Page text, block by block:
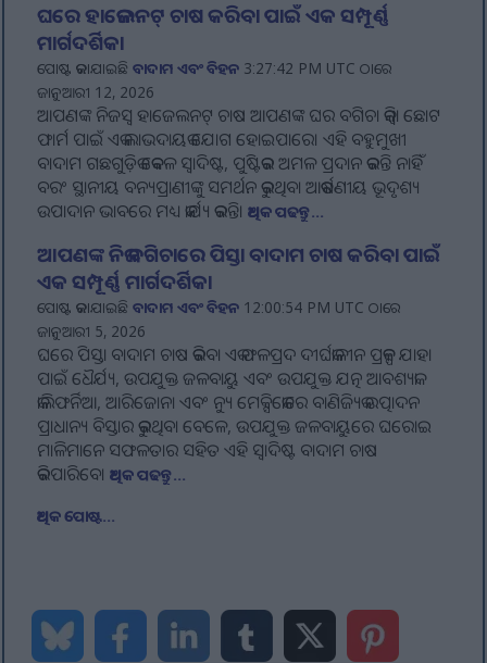
ଘରେ ହାଜେଲନଟ୍ ଚାଷ କରିବା ପାଇଁ ଏକ ସମ୍ପୂର୍ଣ୍ଣ
ମାର୍ଗଦର୍ଶିକା
ପୋଷ୍ଟ କରାଯାଇଛିବାଦାମ ଏବଂ ବିହନ 3:27:42 PM UTC ଠାରେ
ଜାନୁଆରୀ 12, 2026
ଆପଣଙ୍କ ନିଜସ୍ୱ ହାଜେଲନଟ୍ ଚାଷ ଆପଣଙ୍କ ଘର ବଗିଚା କିମ୍ବା ଛୋଟ
ଫାର୍ମ ପାଇଁ ଏକ ଲାଭଦାୟକ ଯୋଗ ହୋଇପାରେ। ଏହି ବହୁମୁଖୀ
ବାଦାମ ଗଛଗୁଡ଼ିକ କେବଳ ସ୍ୱାଦିଷ୍ଟ, ପୁଷ୍ଟିକର ଅମଳ ପ୍ରଦାନ କରନ୍ତି ନାହିଁ
ବରଂ ସ୍ଥାନୀୟ ବନ୍ୟପ୍ରାଣୀଙ୍କୁ ସମର୍ଥନ କରୁଥିବା ଆକର୍ଷଣୀୟ ଭୂଦୃଶ୍ୟ
ଉପାଦାନ ଭାବରେ ମଧ୍ୟ କାର୍ଯ୍ୟ କରନ୍ତି।ଅଧିକ ପଢନ୍ତୁ...
ଆପଣଙ୍କ ନିଜ ବଗିଚାରେ ପିସ୍ତା ବାଦାମ ଚାଷ କରିବା ପାଇଁ
ଏକ ସମ୍ପୂର୍ଣ୍ଣ ମାର୍ଗଦର୍ଶିକା
ପୋଷ୍ଟ କରାଯାଇଛିବାଦାମ ଏବଂ ବିହନ 12:00:54 PM UTC ଠାରେ
ଜାନୁଆରୀ 5, 2026
ଘରେ ପିସ୍ତା ବାଦାମ ଚାଷ କରିବା ଏକ ଫଳପ୍ରଦ ଦୀର୍ଘକାଳୀନ ପ୍ରକଳ୍ପ ଯାହା
ପାଇଁ ଧୈର୍ଯ୍ୟ, ଉପଯୁକ୍ତ ଜଳବାୟୁ ଏବଂ ଉପଯୁକ୍ତ ଯତ୍ନ ଆବଶ୍ୟକ।
କାଲିଫର୍ନିଆ, ଆରିଜୋନା ଏବଂ ନ୍ୟୁ ମେକ୍ସିକୋରେ ବାଣିଜ୍ୟିକ ଉତ୍ପାଦନ
ପ୍ରାଧାନ୍ୟ ବିସ୍ତାର କରୁଥିବା ବେଳେ, ଉପଯୁକ୍ତ ଜଳବାୟୁରେ ଘରୋଇ
ମାଳିମାନେ ସଫଳତାର ସହିତ ଏହି ସ୍ୱାଦିଷ୍ଟ ବାଦାମ ଚାଷ
କରିପାରିବେ।ଅଧିକ ପଢନ୍ତୁ...
ଅଧିକ ପୋଷ୍ଟ...